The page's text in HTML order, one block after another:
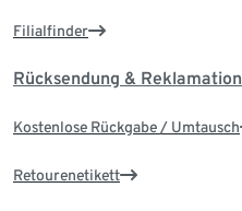
Filialfinder
Rücksendung & Reklamation
Kostenlose Rückgabe / Umtausch
Retourenetikett